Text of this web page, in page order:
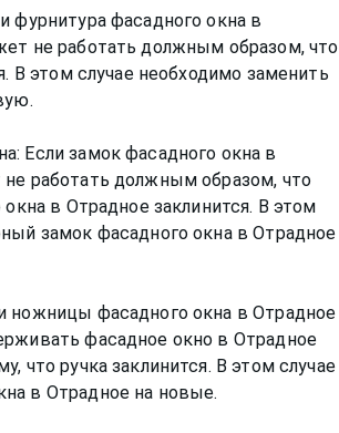
фурнитура фасадного окна в
не работать должным образом, что
В этом случае необходимо заменить
Если замок фасадного окна в
работать должным образом, что
в Отрадное заклинится. В этом
замок фасадного окна в Отрадное
ножницы фасадного окна в Отрадное
фасадное окно в Отрадное
ручка заклинится. В этом случае
в Отрадное на новые.